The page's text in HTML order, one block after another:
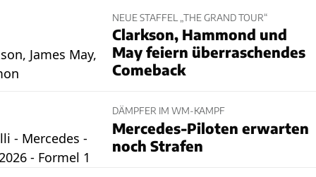
NEUE STAFFEL „THE GRAND TOUR“
Clarkson, Hammond und
May feiern überraschendes
Comeback
DÄMPFER IM WM-KAMPF
Mercedes-Piloten erwarten
noch Strafen